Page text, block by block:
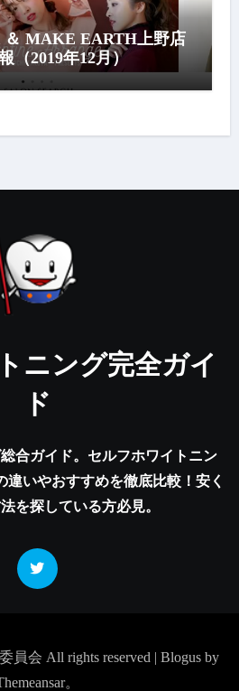
＆ MAKE EARTH上野店
（2019年12月）
ニング完全ガイ
ド
合ガイド。セルフホワイトニン
違いやおすすめを徹底比較！安く
を探している方必見。
員会 All rights reserved | Blogus by
。